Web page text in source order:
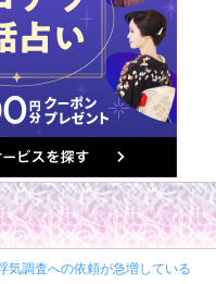
気調査への依頼が急増している